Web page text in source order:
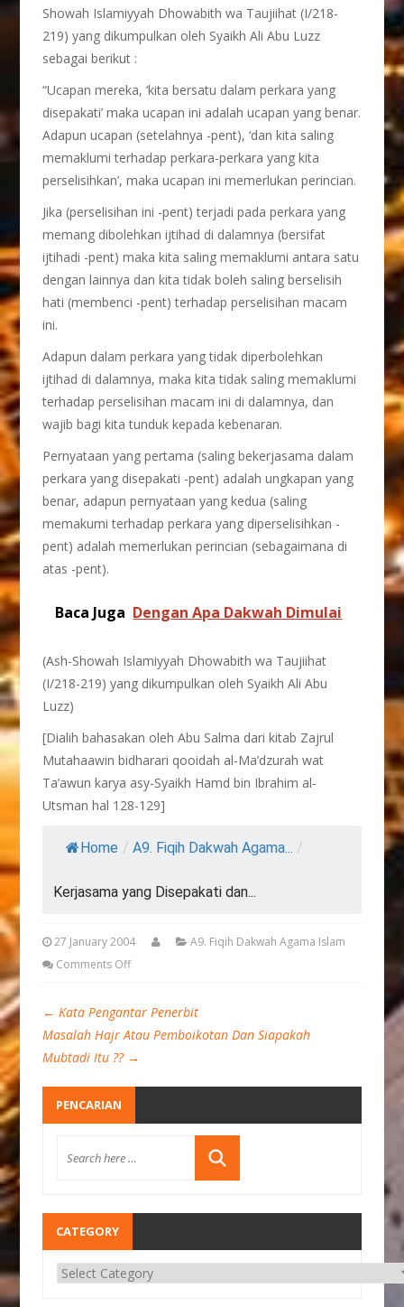
Showah Islamiyyah Dhowabith wa Taujiihat (I/218-
219) yang dikumpulkan oleh Syaikh Ali Abu Luzz
sebagai berikut :
“Ucapan mereka, ‘kita bersatu dalam perkara yang
disepakati’ maka ucapan ini adalah ucapan yang benar.
Adapun ucapan (setelahnya -pent), ‘dan kita saling
memaklumi terhadap perkara-perkara yang kita
perselisihkan’, maka ucapan ini memerlukan perincian.
Jika (perselisihan ini -pent) terjadi pada perkara yang
memang dibolehkan ijtihad di dalamnya (bersifat
ijtihadi -pent) maka kita saling memaklumi antara satu
dengan lainnya dan kita tidak boleh saling berselisih
hati (membenci -pent) terhadap perselisihan macam
ini.
Adapun dalam perkara yang tidak diperbolehkan
ijtihad di dalamnya, maka kita tidak saling memaklumi
terhadap perselisihan macam ini di dalamnya, dan
wajib bagi kita tunduk kepada kebenaran.
Pernyataan yang pertama (saling bekerjasama dalam
perkara yang disepakati -pent) adalah ungkapan yang
benar, adapun pernyataan yang kedua (saling
memakumi terhadap perkara yang diperselisihkan -
pent) adalah memerlukan perincian (sebagaimana di
atas -pent).
Baca Juga Dengan Apa Dakwah Dimulai
(Ash-Showah Islamiyyah Dhowabith wa Taujiihat
(I/218-219) yang dikumpulkan oleh Syaikh Ali Abu
Luzz)
[Dialih bahasakan oleh Abu Salma dari kitab Zajrul
Mutahaawin bidharari qooidah al-Ma’dzurah wat
Ta’awun karya asy-Syaikh Hamd bin Ibrahim al-
Utsman hal 128-129]
Home / A9. Fiqih Dakwah Agama... /
Kerjasama yang Disepakati dan...
27 January 2004
A9. Fiqih Dakwah Agama Islam
Comments Off
← Kata Pengantar Penerbit
Masalah Hajr Atau Pemboikotan Dan Siapakah
Mubtadi Itu ?? →
PENCARIAN
CATEGORY